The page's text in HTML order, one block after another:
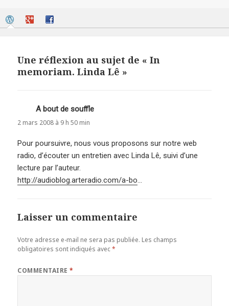
Une réflexion au sujet de « In
memoriam. Linda Lê »
A bout de souffle
2 mars 2008 à 9 h 50 min
Pour poursuivre, nous vous proposons sur notre web
radio, d’écouter un entretien avec Linda Lê, suivi d’une
lecture par l’auteur.
http://audioblog.arteradio.com/a-bo…
Laisser un commentaire
Votre adresse e-mail ne sera pas publiée. Les champs
obligatoires sont indiqués avec*
COMMENTAIRE*